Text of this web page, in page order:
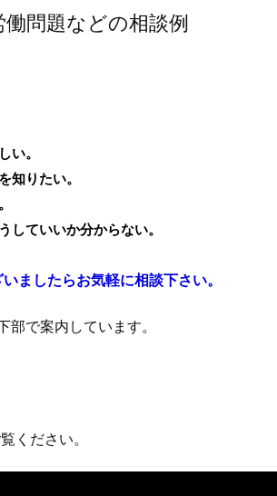
問題などの相談例
い。
知りたい。
ていいか分からない。
ましたらお気軽に相談下さい。
で案内しています。
ください。